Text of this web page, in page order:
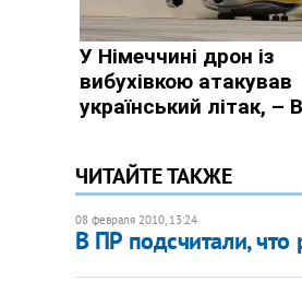
ЧИТАЙТЕ ТАКЖЕ
08 февраля 2010, 13:24
В ПР подсчитали, что